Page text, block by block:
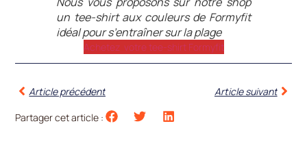
un tee-shirt aux couleurs de Formyfit
idéal pour s’entraîner sur la plage
Achetez votre tee-shirt Formyfit
Article précédent Article suivant
Partager cet article :